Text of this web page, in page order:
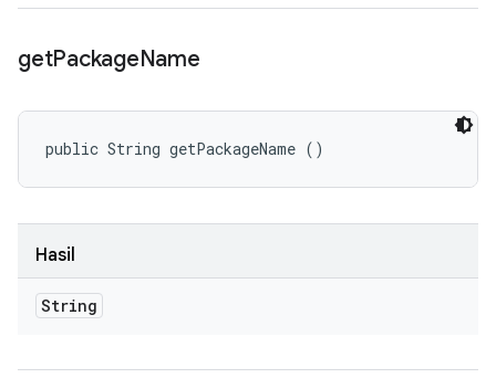
getPackageName
public String getPackageName ()
Hasil
String